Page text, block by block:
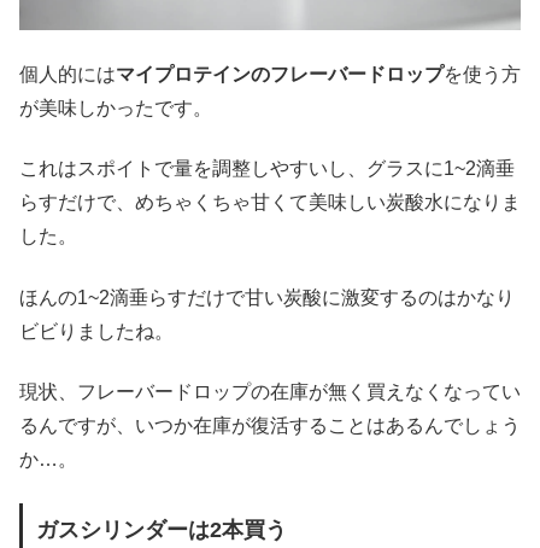
個人的にはマイプロテインのフレーバードロップを使う方
が美味しかったです。
これはスポイトで量を調整しやすいし、グラスに1~2滴垂
らすだけで、めちゃくちゃ甘くて美味しい炭酸水になりま
した。
ほんの1~2滴垂らすだけで甘い炭酸に激変するのはかなり
ビビりましたね。
現状、フレーバードロップの在庫が無く買えなくなってい
るんですが、いつか在庫が復活することはあるんでしょう
か…。
ガスシリンダーは2本買う